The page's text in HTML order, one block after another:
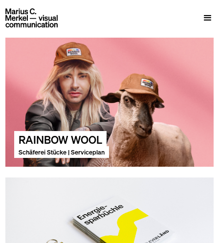
RAINBOW WOOL
Schäferei Stücke | Serviceplan